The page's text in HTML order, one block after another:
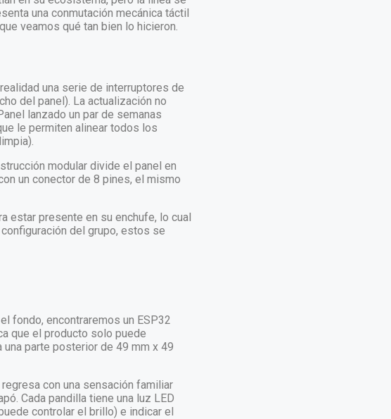
una conmutación mecánica táctil
veamos qué tan bien lo hicieron.
una serie de interruptores de
del panel). La actualización no
lanzado un par de semanas
le permiten alinear todos los
modular divide el panel en
un conector de 8 pines, el mismo
estar presente en su enchufe, lo cual
del grupo, estos se
fondo, encontraremos un ESP32
que el producto solo puede
parte posterior de 49 mm x 49
con una sensación familiar
Cada pandilla tiene una luz LED
controlar el brillo) e indicar el